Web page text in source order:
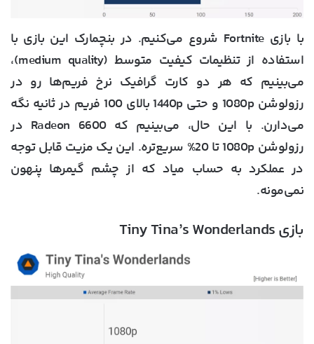
با بازی Fortnite شروع می‌کنیم. در بنچمارک این بازی با
استفاده از تنظیمات کیفیت متوسط (medium quality)،
می‌بینیم که هر دو کارت گرافیک نرخ فریم‌ها رو در
رزولوشن 1080p و حتی 1440p بالای 100 فریم در ثانیه نگه
می‌دارن. با این حال، می‌بینیم که Radeon 6600 در
رزولوشن 1080p تا 20% سریع‌تره. این یک مزیت قابل توجه
در عملکرد به حساب میاد که از چشم گیمرها پنهون
نمی‌مونه.
بازی Tiny Tina’s Wonderlands